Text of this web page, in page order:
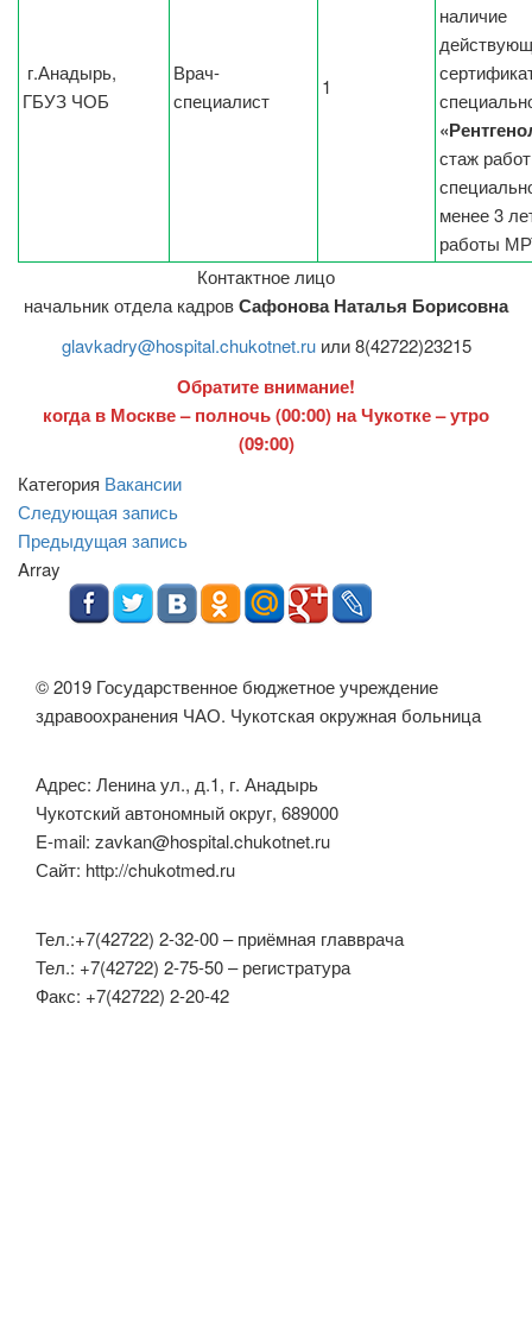
г.Анадырь,
ГБУЗ ЧОБ
Врач-
специалист
1
наличие
стаж
менее 3
работы
Контактное лицо
начальник отдела кадровСафонова Наталья Борисовна
glavkadry@hospital.chukotnet.ruили 8(42722)23215
Обратите внимание!
когда в Москве – полночь (00:00) на Чукотке – утро
(09:00)
Категория Вакансии
Навигация
по
записям
Следующая записьСледующая
запись
Предыдущая записьПредыдущая
Array
© 2019 Государственное бюджетное учреждение
здравоохранения ЧАО. Чукотская окружная больница
Адрес: Ленина ул., д.1, г. Анадырь
Чукотский автономный округ, 689000
E-mail: zavkan@hospital.chukotnet.ru
Сайт: http://chukotmed.ru
Тел.:+7(42722) 2-32-00 – приёмная главврача
Тел.: +7(42722) 2-75-50 – регистратура
Факс: +7(42722) 2-20-42